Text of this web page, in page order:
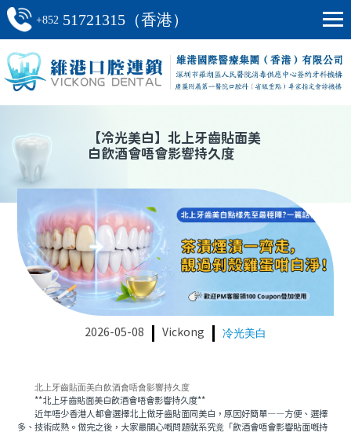
+852 51721315（香港）
【冷光美白】 北上牙齒貼面美
白飲酒會唔會影響持久度
2026-05-08 Vickong 冷光美白
北上牙齒貼面美白飲酒會唔會影響持久度
**北上牙齒貼面美白飲酒會唔會影響持久度**
近年唔少香港人都會選擇北上做牙齒貼面同美白，原因好簡單——方便、選擇
多、技術成熟。做完之後，大家最關心嘅問題就系究竟「飲酒會唔會影響貼面嘅持